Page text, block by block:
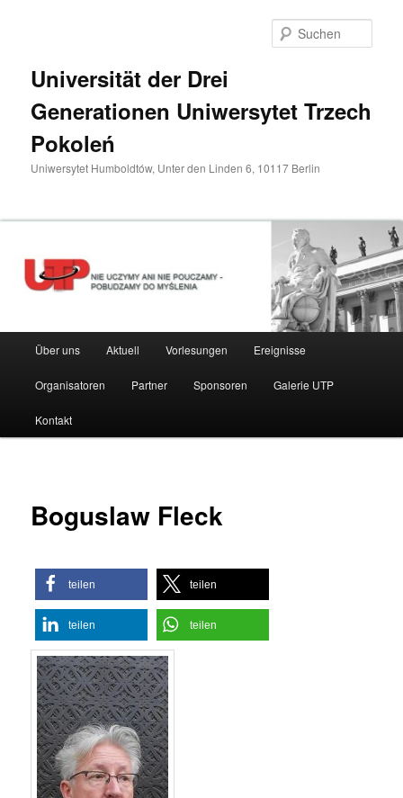
Universität der Drei
Generationen Uniwersytet Trzech
Pokoleń
Uniwersytet Humboldtów, Unter den Linden 6, 10117 Berlin
HauptmenüÜber uns Aktuell Vorlesungen Ereignisse
Organisatoren Partner Sponsoren Galerie UTP
Kontakt
Boguslaw Fleck
teilen teilen
teilen teilen